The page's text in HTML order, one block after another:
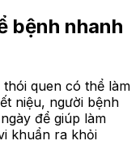
bệnh nhanh
quen có thể làm
niệu, người bệnh
để giúp làm
khuẩn ra khỏi